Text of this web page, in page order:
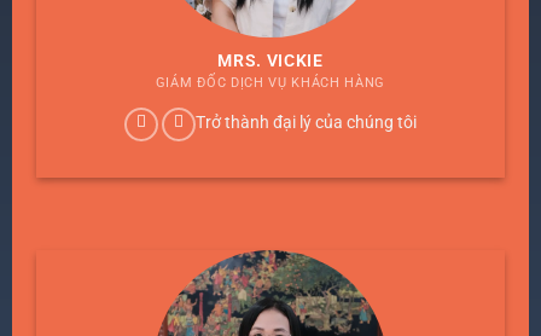
MRS. VICKIE
GIÁM ĐỐC DỊCH VỤ KHÁCH HÀNG
Trở thành đại lý của chúng tôi